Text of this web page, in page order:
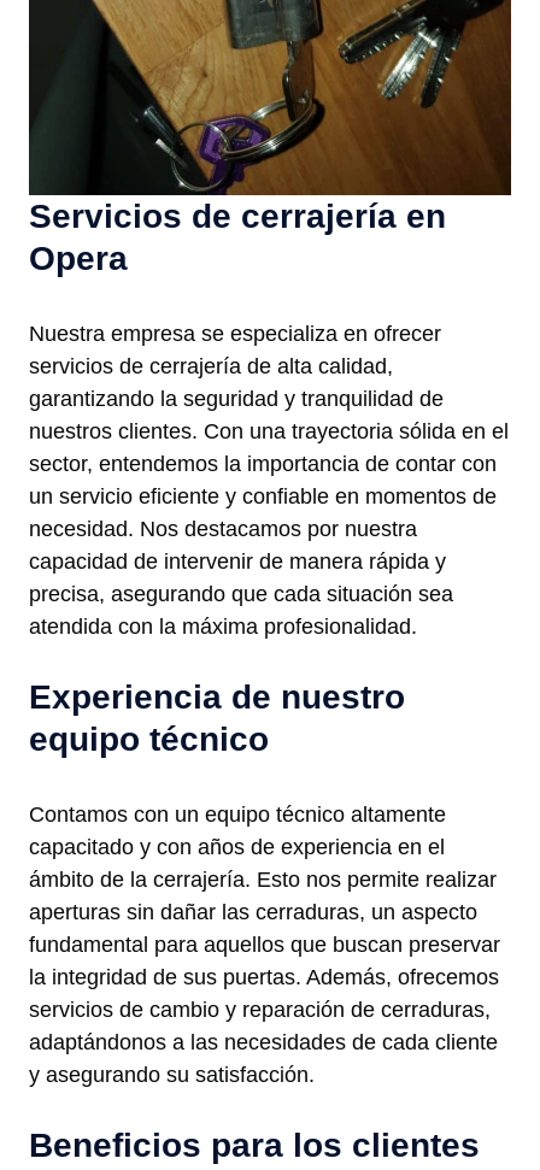
Servicios de cerrajería en
Opera
Nuestra empresa se especializa en ofrecer
servicios de cerrajería de alta calidad,
garantizando la seguridad y tranquilidad de
nuestros clientes. Con una trayectoria sólida en el
sector, entendemos la importancia de contar con
un servicio eficiente y confiable en momentos de
necesidad. Nos destacamos por nuestra
capacidad de intervenir de manera rápida y
precisa, asegurando que cada situación sea
atendida con la máxima profesionalidad.
Experiencia de nuestro
equipo técnico
Contamos con un equipo técnico altamente
capacitado y con años de experiencia en el
ámbito de la cerrajería. Esto nos permite realizar
aperturas sin dañar las cerraduras, un aspecto
fundamental para aquellos que buscan preservar
la integridad de sus puertas. Además, ofrecemos
servicios de cambio y reparación de cerraduras,
adaptándonos a las necesidades de cada cliente
y asegurando su satisfacción.
Beneficios para los clientes